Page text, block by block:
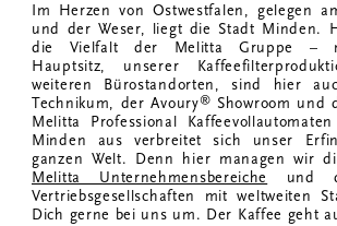
Im Herzen von Ostwestfalen, gelegen
und der Weser, liegt die Stadt Minden.
die Vielfalt der Melitta Gruppe –
Hauptsitz, unserer
weiteren Bürostandorten, sind hier
Technikum, der Avoury® Showroom und
Melitta Professional
Minden aus verbreitet sich unser
ganzen Welt. Denn hier managen wir
Melitta Unternehmensbereiche
und
Vertriebsgesellschaften mit weltweiten
Dich gerne bei uns um. Der Kaffee geht